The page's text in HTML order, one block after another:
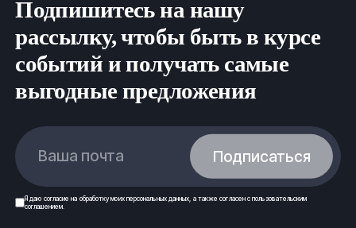
Подпишитесь на нашу
рассылку, чтобы быть в курсе
событий и получать самые
выгодные предложения
Ваша почта Подписаться
Я даю согласие на обработку моих персональных данных , а также согласен спользовательским
соглашением.